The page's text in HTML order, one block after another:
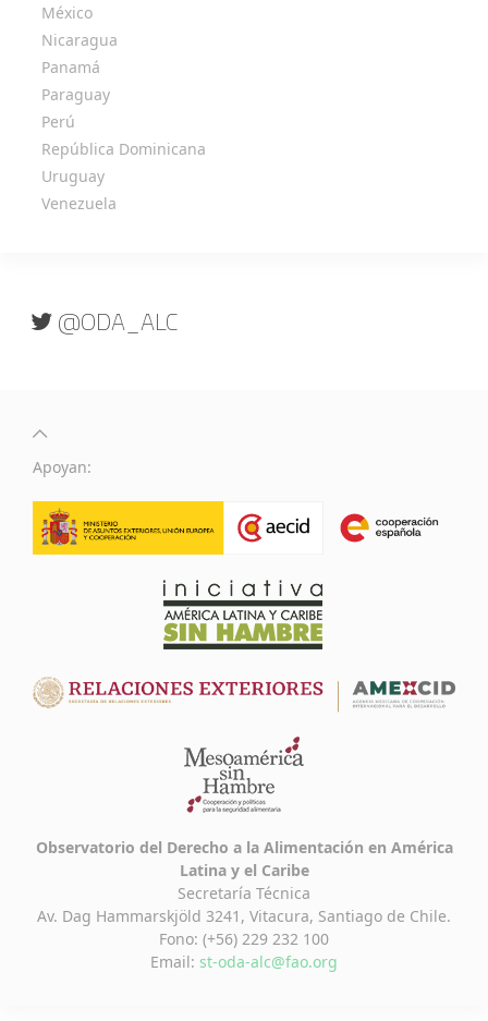
México
Nicaragua
Panamá
Paraguay
Perú
República Dominicana
Uruguay
Venezuela
@ODA_ALC
Apoyan:
Observatorio del Derecho a la Alimentación en América
Latina y el Caribe
Secretaría Técnica
Av. Dag Hammarskjöld 3241, Vitacura, Santiago de Chile.
Fono: (+56) 229 232 100
Email: st-oda-alc@fao.org